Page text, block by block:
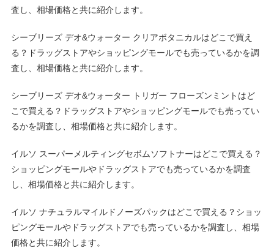
査し、相場価格と共に紹介します。
シーブリーズ デオ&ウォーター クリアボタニカルはどこで買え
る？ドラッグストアやショッピングモールでも売っているかを調
査し、相場価格と共に紹介します。
シーブリーズ デオ&ウォーター トリガー フローズンミントはど
こで買える？ドラッグストアやショッピングモールでも売ってい
るかを調査し、相場価格と共に紹介します。
イルソ スーパーメルティングセボムソフトナーはどこで買える？
ショッピングモールやドラッグストアでも売っているかを調査
し、相場価格と共に紹介します。
イルソ ナチュラルマイルドノーズパックはどこで買える？ショッ
ピングモールやドラッグストアでも売っているかを調査し、相場
価格と共に紹介します。